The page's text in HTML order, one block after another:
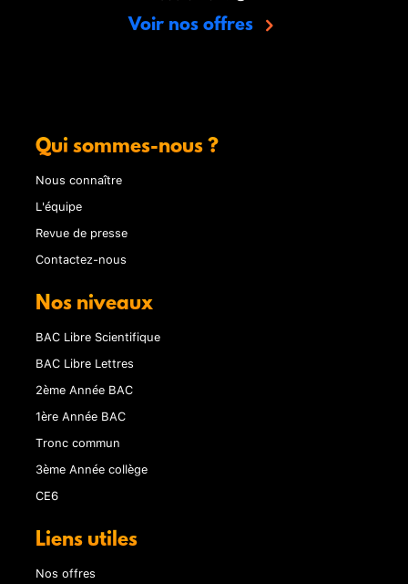
Voir nos offres
Qui sommes-nous ?
Nous connaître
L'équipe
Revue de presse
Contactez-nous
Nos niveaux
BAC Libre Scientifique
BAC Libre Lettres
2ème Année BAC
1ère Année BAC
Tronc commun
3ème Année collège
CE6
Liens utiles
Nos offres